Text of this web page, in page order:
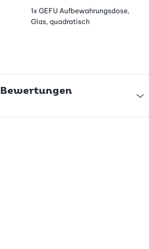
1x GEFU Aufbewahrungsdose,
Glas, quadratisch
Bewertungen